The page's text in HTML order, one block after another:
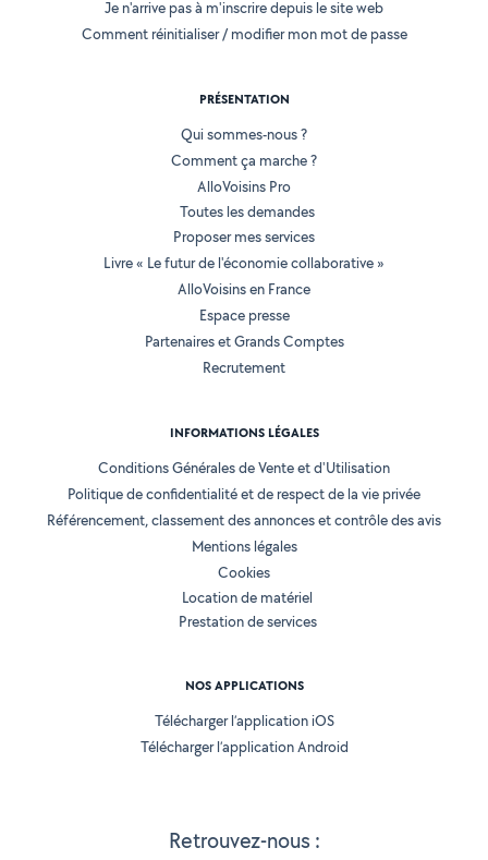
Retrouvez-nous :
Je n'arrive pas à m'inscrire depuis le site web
Comment réinitialiser / modifier mon mot de passe
PRÉSENTATION
Qui sommes-nous ?
Comment ça marche ?
AlloVoisins Pro
Toutes les demandes
Proposer mes services
Livre « Le futur de l'économie collaborative »
AlloVoisins en France
Espace presse
Partenaires et Grands Comptes
Recrutement
INFORMATIONS LÉGALES
Conditions Générales de Vente et d'Utilisation
Politique de confidentialité et de respect de la vie privée
Référencement, classement des annonces et contrôle des avis
Mentions légales
Cookies
Location de matériel
Prestation de services
NOS APPLICATIONS
Télécharger l’application iOS
Télécharger l’application Android